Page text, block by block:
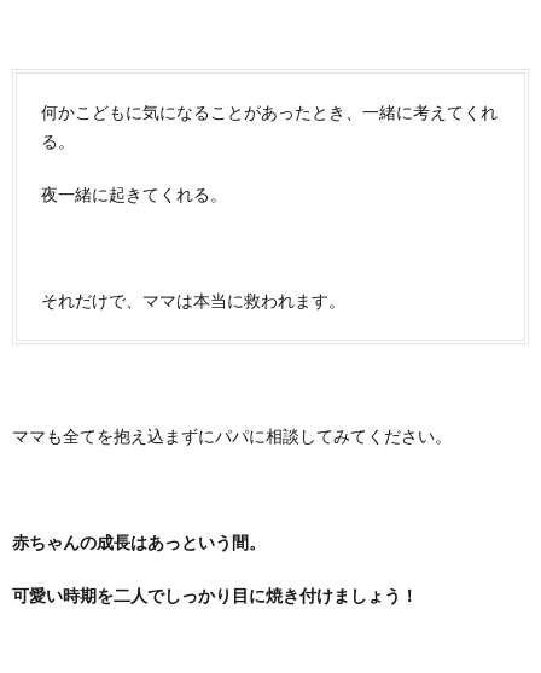
何かこどもに気になることがあったとき、一緒に考えてくれ
る。
夜一緒に起きてくれる。
それだけで、ママは本当に救われます。
ママも全てを抱え込まずにパパに相談してみてください。
赤ちゃんの成長はあっという間。
可愛い時期を二人でしっかり目に焼き付けましょう！